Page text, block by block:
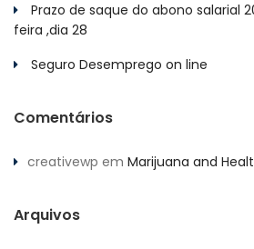
Prazo de saque do abono salarial
feira ,dia 28
Seguro Desemprego on line
Comentários
creativewp em Marijuana and
Arquivos